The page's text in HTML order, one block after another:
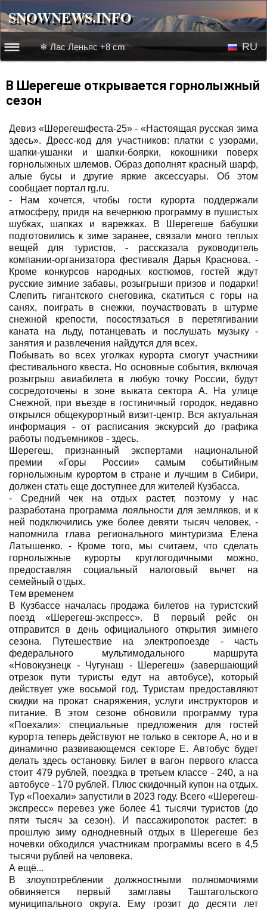
SNOWNEWS.INFO
☰☰
Веб-камеры
Лыжное видео
❄ Лас Леньяс +8 cm RU
В Шерегеше открывается горнолыжный
сезон
Девиз «Шерегешфеста-25» - «Настоящая русская зима
здесь». Дресс-код для участников: платки с узорами,
шапки-ушанки и шапки-боярки, кокошники поверх
горнолыжных шлемов. Образ дополнят красный шарф,
алые бусы и другие яркие аксессуары. Об этом
сообщает портал rg.ru.
- Нам хочется, чтобы гости курорта поддержали
атмосферу, придя на вечернюю программу в пушистых
шубках, шапках и варежках. В Шерегеше бабушки
подготовились к зиме заранее, связали много теплых
вещей для туристов, - рассказала руководитель
компании-организатора фестиваля Дарья Краснова. -
Кроме конкурсов народных костюмов, гостей ждут
русские зимние забавы, розыгрыши призов и подарки!
Слепить гигантского снеговика, скатиться с горы на
санях, поиграть в снежки, поучаствовать в штурме
снежной крепости, посостязаться в перетягивании
каната на льду, потанцевать и послушать музыку -
занятия и развлечения найдутся для всех.
Побывать во всех уголках курорта смогут участники
фестивального квеста. Но основные события, включая
розыгрыш авиабилета в любую точку России, будут
сосредоточены в зоне выката сектора А. На улице
Снежной, при въезде в гостиничный городок, недавно
открылся общекурортный визит-центр. Вся актуальная
информация - от расписания экскурсий до графика
работы подъемников - здесь.
Шерегеш, признанный экспертами национальной
премии «Горы России» самым событийным
горнолыжным курортом в стране и лучшим в Сибири,
должен стать еще доступнее для жителей Кузбасса.
- Средний чек на отдых растет, поэтому у нас
разработана программа лояльности для земляков, и к
ней подключились уже более девяти тысяч человек, -
напомнила глава регионального минтуризма Елена
Латышенко. - Кроме того, мы считаем, что сделать
горнолыжные курорты круглогодичными можно,
предоставляя социальный налоговый вычет на
семейный отдых.
Тем временем
В Кузбассе началась продажа билетов на туристский
поезд «Шерегеш-экспресс». В первый рейс он
отправится в день официального открытия зимнего
сезона. Путешествие на электропоезде - часть
федерального мультимодального маршрута
«Новокузнецк - Чугунаш - Шерегеш» (завершающий
отрезок пути туристы едут на автобусе), который
действует уже восьмой год. Туристам предоставляют
скидки на прокат снаряжения, услуги инструкторов и
питание. В этом сезоне обновили программу тура
«Поехали»: специальные предложения для гостей
курорта теперь действуют не только в секторе А, но и в
динамично развивающемся секторе Е. Автобус будет
делать здесь остановку. Билет в вагон первого класса
стоит 479 рублей, поездка в третьем классе - 240, а на
автобусе - 170 рублей. Плюс скидочный купон на отдых.
Тур «Поехали» запустили в 2023 году. Всего «Шерегеш-
экспресс» перевез уже более 41 тысячи туристов (до
пяти тысяч за сезон). И пассажиропоток растет: в
прошлую зиму однодневный отдых в Шерегеше без
ночевки обходился участникам программы всего в 4,5
тысячи рублей на человека.
А ещё...
В злоупотреблении должностными полномочиями
обвиняется первый замглавы Таштагольского
муниципального округа. Ему грозит до десяти лет